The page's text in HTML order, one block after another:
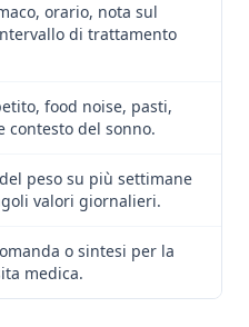
orario, nota sul
di trattamento
food noise, pasti,
contesto del sonno.
peso su più settimane
valori giornalieri.
o sintesi per la
medica.